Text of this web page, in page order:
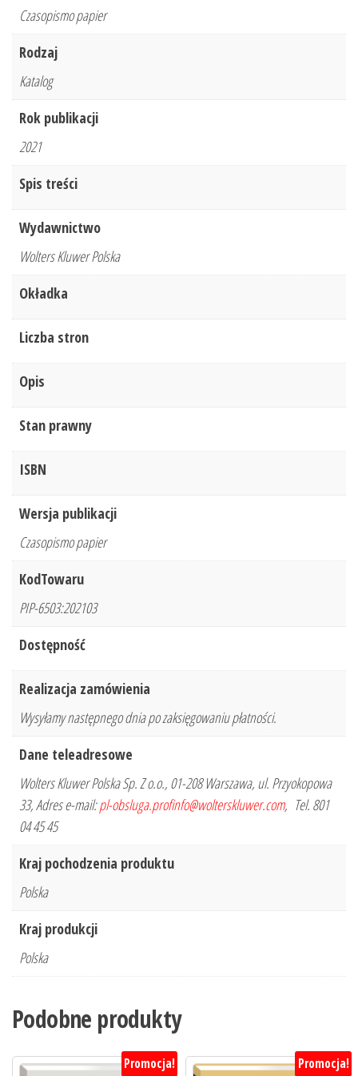
r.
Czasopismo papier
Rodzaj
Katalog
Rok publikacji
2021
Spis treści
Wydawnictwo
Wolters Kluwer Polska
Okładka
Liczba stron
Opis
Stan prawny
ISBN
Wersja publikacji
Czasopismo papier
KodTowaru
PIP-6503:202103
Dostępność
Realizacja zamówienia
Wysyłamy następnego dnia po zaksięgowaniu płatności.
Dane teleadresowe
Wolters Kluwer Polska Sp. Z o.o., 01-208 Warszawa, ul. Przyokopowa
33, Adres e-mail:pl-obsluga.profinfo@wolterskluwer.com, Tel. 801
04 45 45
Kraj pochodzenia produktu
Polska
Kraj produkcji
Polska
Podobne produkty
Promocja! Promocja!